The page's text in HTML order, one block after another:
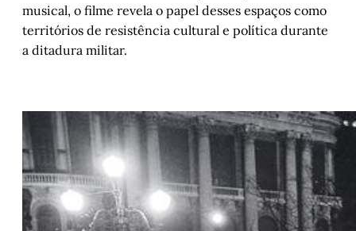
musical, o filme revela o papel desses espaços como
territórios de resistência cultural e política durante
a ditadura militar.